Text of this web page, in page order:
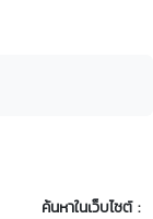
ค้นหาในเว็บไซต์ :